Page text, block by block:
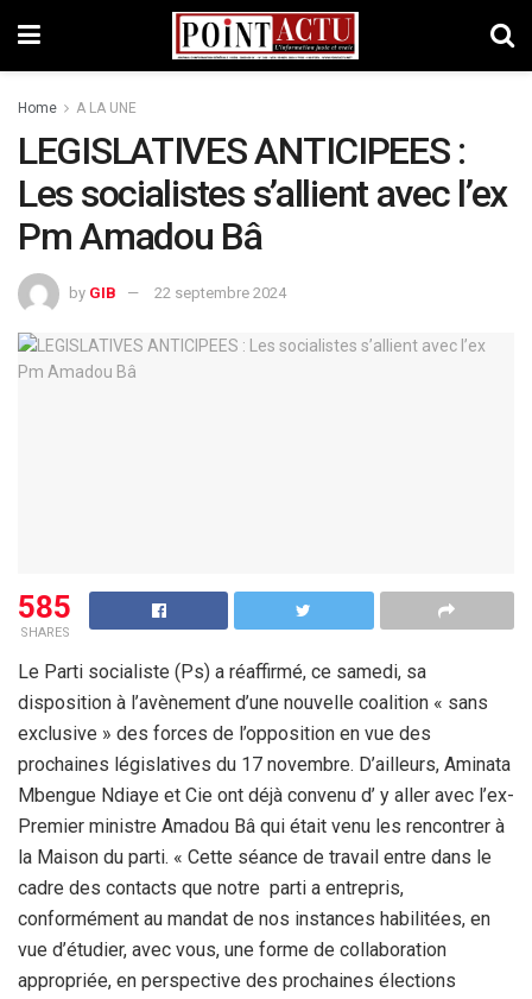
Home A LA UNE
LEGISLATIVES ANTICIPEES :
Les socialistes s’allient avec l’ex
Pm Amadou Bâ
by GIB 22 septembre 2024
585
SHARES
Le Parti socialiste (Ps) a réaffirmé, ce samedi, sa
disposition à l’avènement d’une nouvelle coalition « sans
exclusive » des forces de l’opposition en vue des
prochaines législatives du 17 novembre. D’ailleurs, Aminata
Mbengue Ndiaye et Cie ont déjà convenu d’ y aller avec l’ex-
Premier ministre Amadou Bâ qui était venu les rencontrer à
la Maison du parti. « Cette séance de travail entre dans le
cadre des contacts que notre parti a entrepris,
conformément au mandat de nos instances habilitées, en
vue d’étudier, avec vous, une forme de collaboration
appropriée, en perspective des prochaines élections